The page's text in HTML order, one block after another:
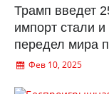
Трамп введет
импорт стали
передел мира
Фев 10, 2025